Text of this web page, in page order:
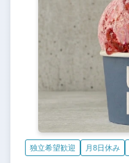
独立希望歓迎 月8日休み